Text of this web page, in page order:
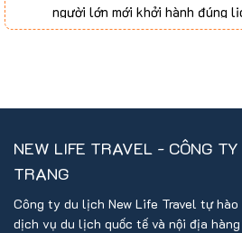
người lớn mới khởi hành đúng
Công ty sẽ thông báo trước 4
không nhận mua cho khách
gia tour.
Xuất nhập cảnh: Nếu quý
hay nhập cảnh vì lý do cá nhân
quan sở tại từ chối, Công ty
NEW LIFE TRAVEL - CÔNG
TRANG
Công ty du lịch New Life Travel tự
dịch vụ du lịch quốc tế và nội địa